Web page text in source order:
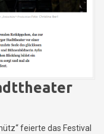
feierte das Festival